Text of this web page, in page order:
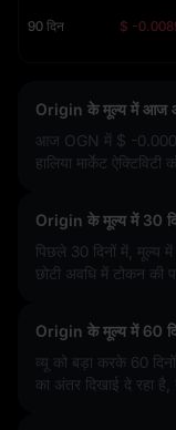
90 दिन $ -
Origin के मूल्य में आज
आज OGN में $ -
हालिया मार्केट ऐक्टिविटी
Origin के मूल्य में 30
पिछले 30 दिनों में, मूल्य में
छोटी अवधि में टोकन की
Origin के मूल्य में 60
व्यू को बड़ा करके 60
का अंतर दिखाई दे रहा है,